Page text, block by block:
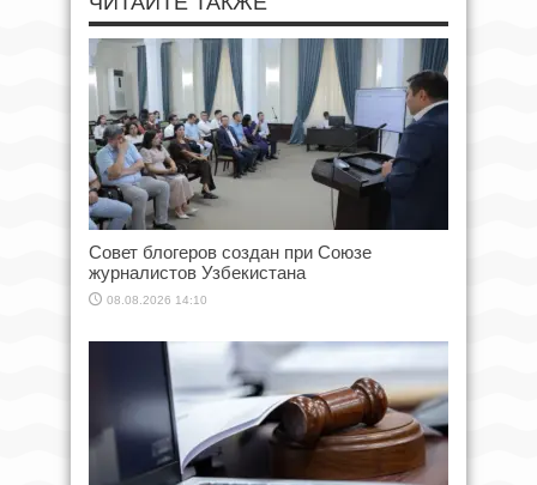
Совет блогеров создан при Союзе
журналистов Узбекистана
08.08.2026 14:10